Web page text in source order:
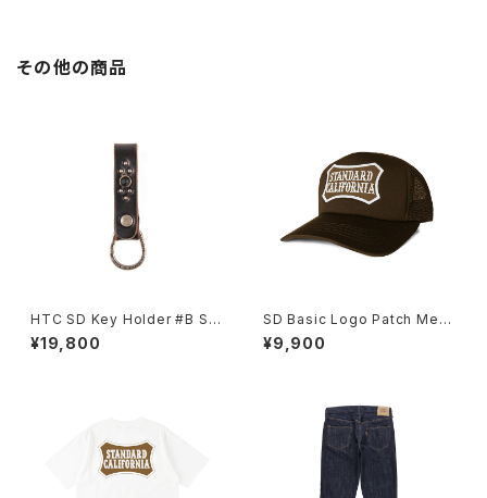
その他の商品
HTC SD Key Holder #B Sto
ne
¥19,800
SD Basic Logo Patch Mesh
Cap
¥9,900